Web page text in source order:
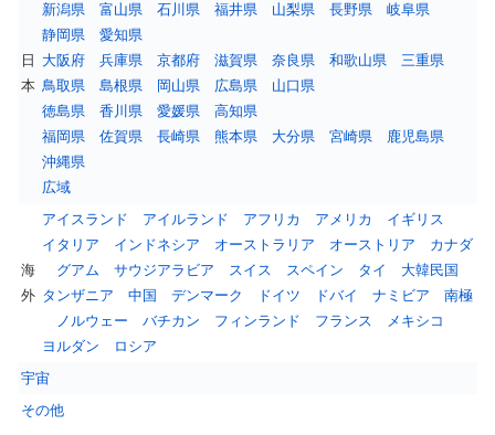
日
本
新潟県
富山県 石川県 福井県 山梨県 長野県
岐阜県
静岡県
愛知県
大阪府
兵庫県 京都府 滋賀県 奈良県 和歌山県
三重県
鳥取県
島根県 岡山県 広島県
山口県
徳島県
香川県 愛媛県
高知県
福岡県
佐賀県 長崎県 熊本県 大分県 宮崎県
鹿児島県
沖縄県
広域
海
外
アイスランド アイルランド アフリカ アメリカ
イギリス
イタリア
インドネシア オーストラリア オーストリア
カナダ
グアム
サウジアラビア スイス スペイン タイ
大韓民国
タンザニア
中国 デンマーク ドイツ ドバイ ナミビア
南極
ノルウェー
バチカン フィンランド フランス
メキシコ
ヨルダン
ロシア
宇宙
その他